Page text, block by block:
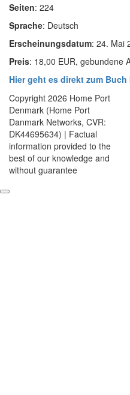
Seiten: 224
Sprache: Deutsch
Erscheinungsdatum: 24. Mai
Preis: 18,00 EUR, gebundene
Hier geht es direkt zum Buch
Copyright 2026 Home Port
Denmark (Home Port
Danmark Networks, CVR:
DK44695634) | Factual
information provided to the
best of our knowledge and
without guarantee